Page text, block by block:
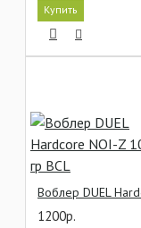
Купить
1200р.